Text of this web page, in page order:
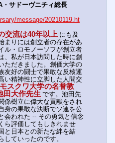
・サドーヴニチィ総長
message/20210119.ht
交流は40年以上 にも及
まりには創立者の存在があ
ル・ロモノーソフが創立者
、私が日本訪問した時に創
ただきました。創価大学の
友好の闘士で果敢な反核運
い精神性に立脚した人間交
モスクワ大学の名誉教
田大作先生 です。池田先
係樹立に偉大な貢献をされ
身の果敢な決断でソ連を公
会われた -- その勇気と信念
ら評価してもしきれませ
と日本との新たな絆を結
ていったのです。